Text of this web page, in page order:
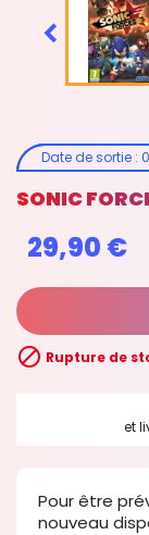

Date de sortie :
SONIC
29,90 €
 Rupture de
et
Pour être
nouveau